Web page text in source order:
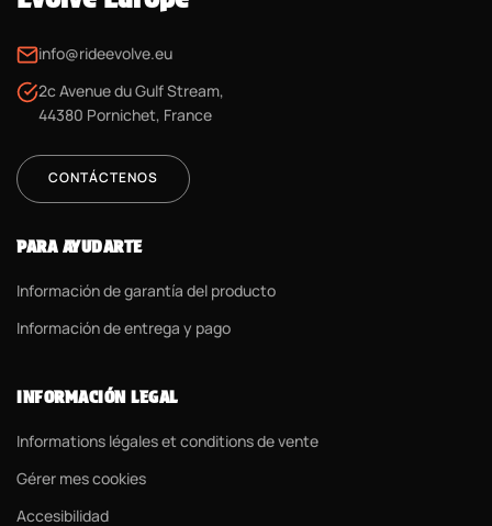
info@rideevolve.eu
2c Avenue du Gulf Stream,
44380 Pornichet, France
CONTÁCTENOS
PARA AYUDARTE
Información de garantía del producto
Información de entrega y pago
INFORMACIÓN LEGAL
Informations légales et conditions de vente
Gérer mes cookies
Accesibilidad